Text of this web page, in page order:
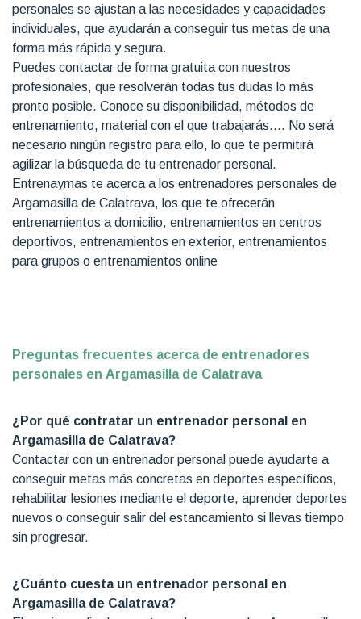
personales se ajustan a las necesidades y capacidades
individuales, que ayudarán a conseguir tus metas de una
forma más rápida y segura.
Puedes contactar de forma gratuita con nuestros
profesionales, que resolverán todas tus dudas lo más
pronto posible. Conoce su disponibilidad, métodos de
entrenamiento, material con el que trabajarás…. No será
necesario ningún registro para ello, lo que te permitirá
agilizar la búsqueda de tu entrenador personal.
Entrenaymas te acerca a los entrenadores personales de
Argamasilla de Calatrava, los que te ofrecerán
entrenamientos a domicilio, entrenamientos en centros
deportivos, entrenamientos en exterior, entrenamientos
para grupos o entrenamientos online
Preguntas frecuentes acerca de entrenadores
personales en Argamasilla de Calatrava
¿Por qué contratar un entrenador personal en
Argamasilla de Calatrava?
Contactar con un entrenador personal puede ayudarte a
conseguir metas más concretas en deportes específicos,
rehabilitar lesiones mediante el deporte, aprender deportes
nuevos o conseguir salir del estancamiento si llevas tiempo
sin progresar.
¿Cuánto cuesta un entrenador personal en
Argamasilla de Calatrava?